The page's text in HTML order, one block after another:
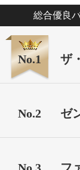
総合優良
No.1 ザ
No.2 ゼ